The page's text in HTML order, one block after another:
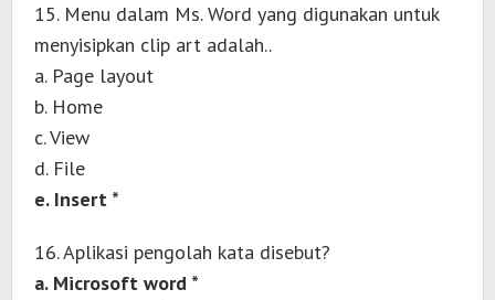
15. Menu dalam Ms. Word yang digunakan untuk
menyisipkan clip art adalah..
a. Page layout
b. Home
c. View
d. File
e. Insert *
16. Aplikasi pengolah kata disebut?
a. Microsoft word *